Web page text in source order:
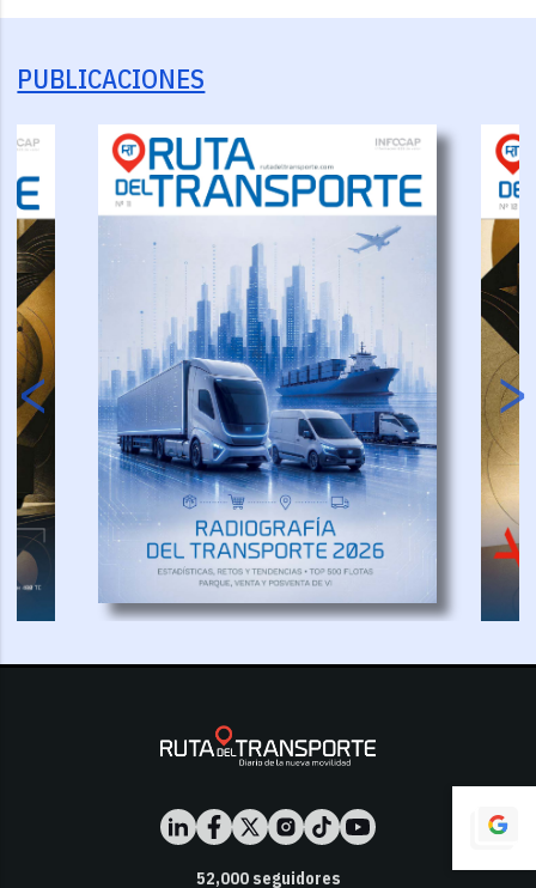
PUBLICACIONES
52,000seguidores